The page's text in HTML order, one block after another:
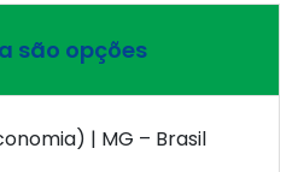
são opções
| MG – Brasil